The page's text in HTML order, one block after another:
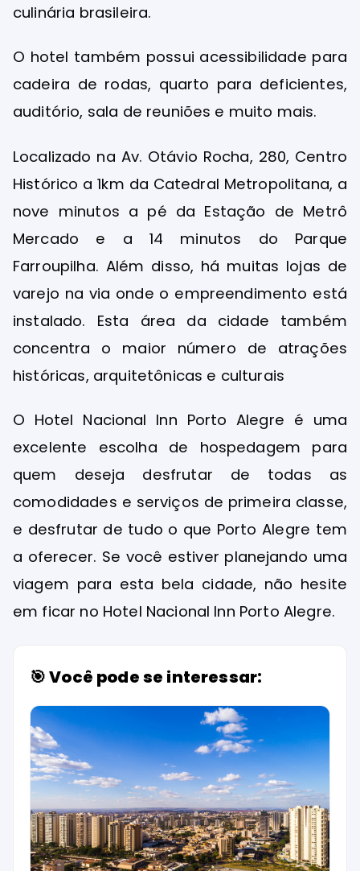
culinária brasileira.
O hotel também possui acessibilidade para
cadeira de rodas, quarto para deficientes,
auditório, sala de reuniões e muito mais.
Localizado na Av. Otávio Rocha, 280, Centro
Histórico a 1km da Catedral Metropolitana, a
nove minutos a pé da Estação de Metrô
Mercado e a 14 minutos do Parque
Farroupilha. Além disso, há muitas lojas de
varejo na via onde o empreendimento está
instalado. Esta área da cidade também
concentra o maior número de atrações
históricas, arquitetônicas e culturais
O Hotel Nacional Inn Porto Alegre é uma
excelente escolha de hospedagem para
quem deseja desfrutar de todas as
comodidades e serviços de primeira classe,
e desfrutar de tudo o que Porto Alegre tem
a oferecer. Se você estiver planejando uma
viagem para esta bela cidade, não hesite
em ficar no Hotel Nacional Inn Porto Alegre.
🎯 Você pode se interessar: